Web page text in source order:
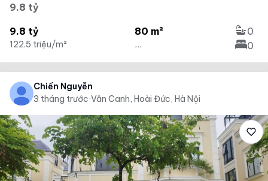
9.8 tỷ
9.8 tỷ
122.5 triệu/m²
80 m²
...
0
0
Chiến Nguyễn
3 tháng trước·Vân Canh, Hoài Đức, Hà Nội